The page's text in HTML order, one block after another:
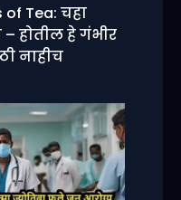
of Tea: चहा
– होतील हे गंभीर
नाहीच